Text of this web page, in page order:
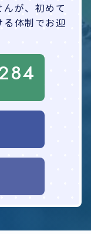
が、初めて
体制でお迎